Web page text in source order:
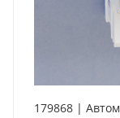
179868 |